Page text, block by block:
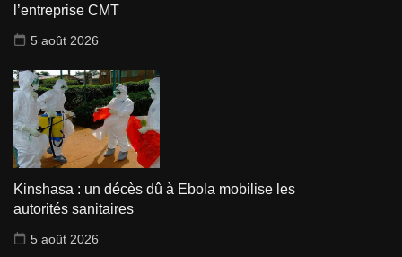
l’entreprise CMT
5 août 2026
Kinshasa : un décès dû à Ebola mobilise les
autorités sanitaires
5 août 2026